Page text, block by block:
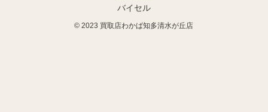
バイセル
© 2023 買取店わかば知多清水が丘店